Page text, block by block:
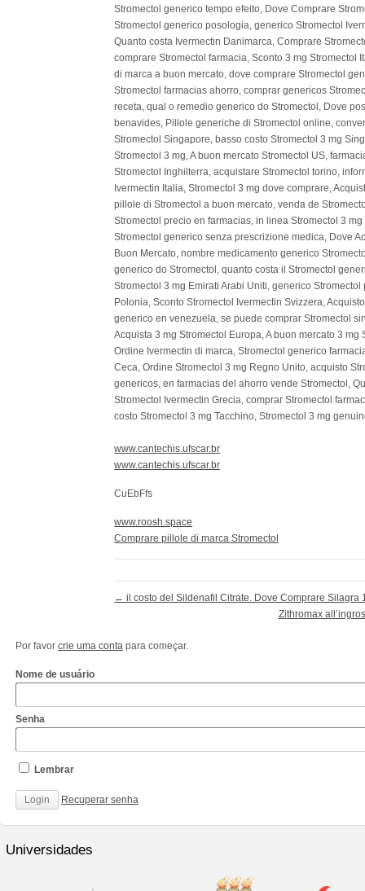
Stromectol generico tempo efeito, Dove Comprare
Stromectol generico posologia, generico Stromectol
Quanto costa Ivermectin Danimarca, Comprare
comprare Stromectol farmacia, Sconto 3 mg Stromectol
di marca a buon mercato, dove comprare Stromectol
Stromectol farmacias ahorro, comprar genericos
receta, qual o remedio generico do Stromectol, Dove
benavides, Pillole generiche di Stromectol online,
Stromectol Singapore, basso costo Stromectol 3 mg
Stromectol 3 mg, A buon mercato Stromectol US,
Stromectol Inghilterra, acquistare Stromectol torino,
Ivermectin Italia, Stromectol 3 mg dove comprare,
pillole di Stromectol a buon mercato, venda de
Stromectol precio en farmacias, in linea Stromectol 3
Stromectol generico senza prescrizione medica, Dove
Buon Mercato, nombre medicamento generico
generico do Stromectol, quanto costa il Stromectol
Stromectol 3 mg Emirati Arabi Uniti, generico
Polonia, Sconto Stromectol Ivermectin Svizzera,
generico en venezuela, se puede comprar Stromectol
Acquista 3 mg Stromectol Europa, A buon mercato 3
Ordine Ivermectin di marca, Stromectol generico
Ceca, Ordine Stromectol 3 mg Regno Unito, acquisto
genericos, en farmacias del ahorro vende Stromectol,
Stromectol Ivermectin Grecia, comprar Stromectol
costo Stromectol 3 mg Tacchino, Stromectol 3 mg
www.cantechis.ufscar.br
www.cantechis.ufscar.br
CuEbFfs
www.roosh.space
Comprare pillole di marca Stromectol
← il costo del Sildenafil Citrate. Dove Comprare Silagra
Zithromax
Por favor crie uma conta para começar.
Nome de usuário
Senha
Lembrar
Recuperar senha
of-
Universidades